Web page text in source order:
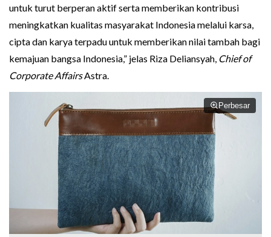
untuk turut berperan aktif serta memberikan kontribusi
meningkatkan kualitas masyarakat Indonesia melalui karsa,
cipta dan karya terpadu untuk memberikan nilai tambah bagi
kemajuan bangsa Indonesia,” jelas Riza Deliansyah, Chief of
Corporate AffairsAstra.
Perbesar